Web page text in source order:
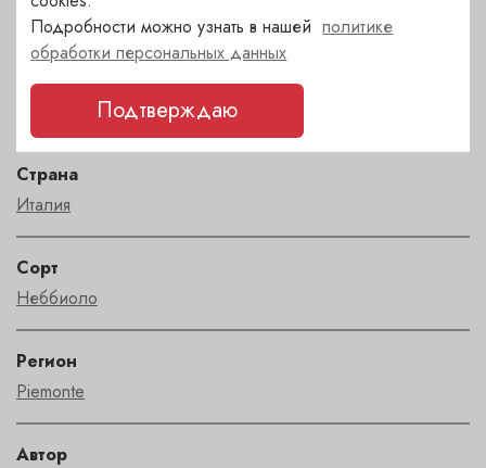
Характеристики
Сахар
Страна
Италия
Сорт
Неббиоло
Регион
Piemonte
Автор
Подробности можно узнать в нашейполитике
обработки персональных данных
Подтверждаю